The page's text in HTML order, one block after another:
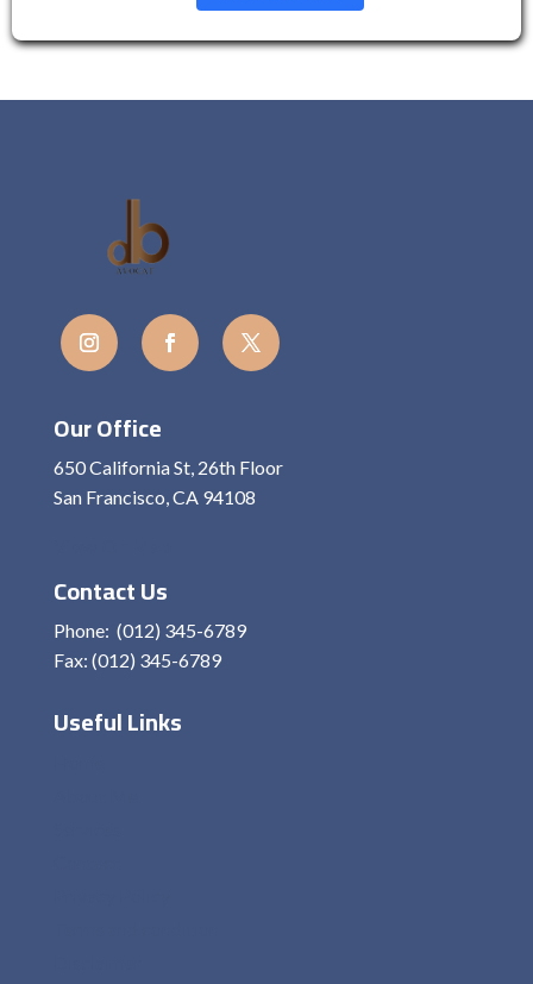
Our Office
650 California St, 26th Floor
San Francisco, CA 94108
Contact Us
Phone: (012) 345-6789
Fax: (012) 345-6789
Useful Links